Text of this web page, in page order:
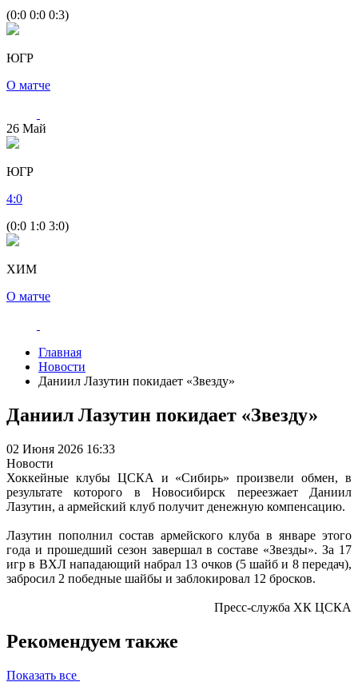
(0:0 0:0 0:3)
ЮГР
О матче
26 Май
ЮГР
4:0
(0:0 1:0 3:0)
ХИМ
О матче
Главная
Новости
️Даниил Лазутин покидает «Звезду»
️Даниил Лазутин покидает «Звезду»
02 Июня 2026 16:33
Новости
Хоккейные клубы ЦСКА и «Сибирь» произвели обмен, в
результате которого в Новосибирск переезжает Даниил
Лазутин, а армейский клуб получит денежную компенсацию.
Лазутин пополнил состав армейского клуба в январе этого
года и прошедший сезон завершал в составе «Звезды». За 17
игр в ВХЛ нападающий набрал 13 очков (5 шайб и 8 передач),
забросил 2 победные шайбы и заблокировал 12 бросков.
Пресс-служба ХК ЦСКА
Рекомендуем также
Показать все